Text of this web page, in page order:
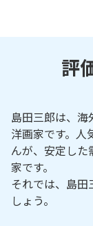
評
島田三郎は、海
洋画家です。人
んが、安定し
家です。
それでは、島
しょう。